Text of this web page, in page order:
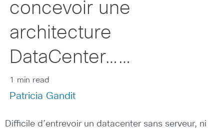
concevoir une
architecture
DataCenter……
1 min read
Patricia Gandit
Difficile d’entrevoir un datacenter sans serveur, ni